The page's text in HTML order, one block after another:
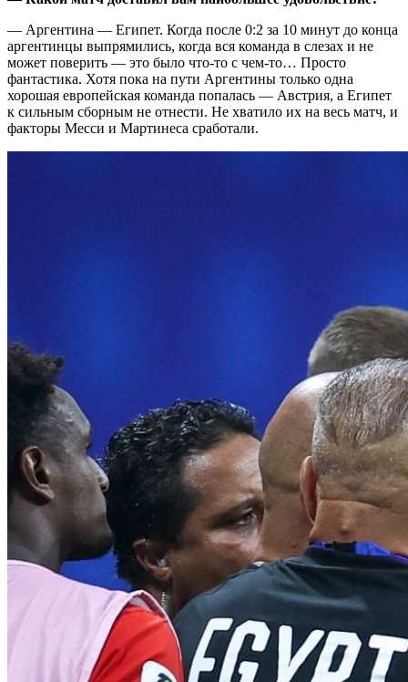
— Аргентина — Египет. Когда после 0:2 за 10 минут до конца
аргентинцы выпрямились, когда вся команда в слезах и не
может поверить — это было что-то с чем-то… Просто
фантастика. Хотя пока на пути Аргентины только одна
хорошая европейская команда попалась — Австрия, а Египет
к сильным сборным не отнести. Не хватило их на весь матч, и
факторы Месси и Мартинеса сработали.